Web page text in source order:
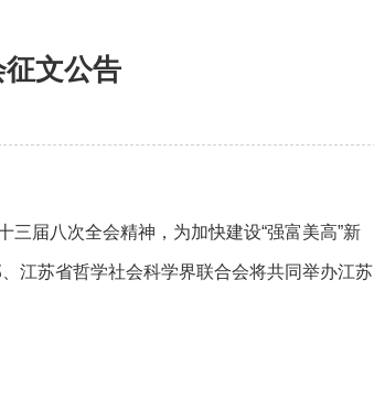
文公告
三届八次全会精神，为加快建设“强富美高”新
江苏省哲学社会科学界联合会将共同举办江苏